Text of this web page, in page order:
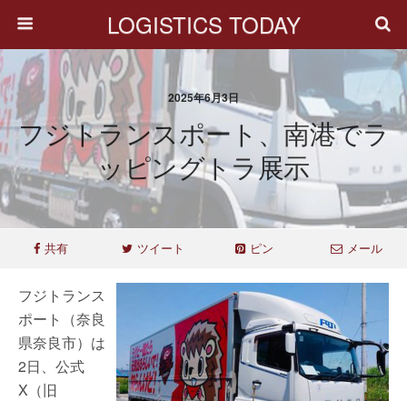
LOGISTICS TODAY
2025年6月3日
フジトランスポート、南港でラ
ッピングトラ展示
共有 ツイート ピン メール
フジトランス
ポート（奈良
県奈良市）は
2日、公式
X（旧